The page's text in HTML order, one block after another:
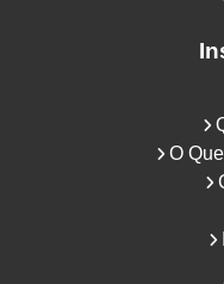
O